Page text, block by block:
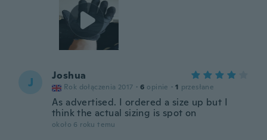
J Joshua
Rok dołączenia 2017 · 6 opinie · 1 przesłane
As advertised. I ordered a size up but I
think the actual sizing is spot on
około 6 roku temu